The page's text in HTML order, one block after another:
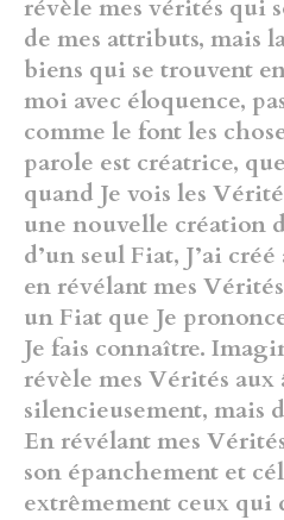
révèle mes vérités qui
de mes attributs, mais
biens qui se trouvent
moi avec éloquence,
comme le font les
parole est créatrice,
quand Je vois les
une nouvelle création
d’un seul Fiat, J’ai créé
en révélant mes
un Fiat que Je
Je fais connaître.
révèle mes Vérités aux
silencieusement, mais
En révélant mes
son épanchement et
extrêmement ceux qui